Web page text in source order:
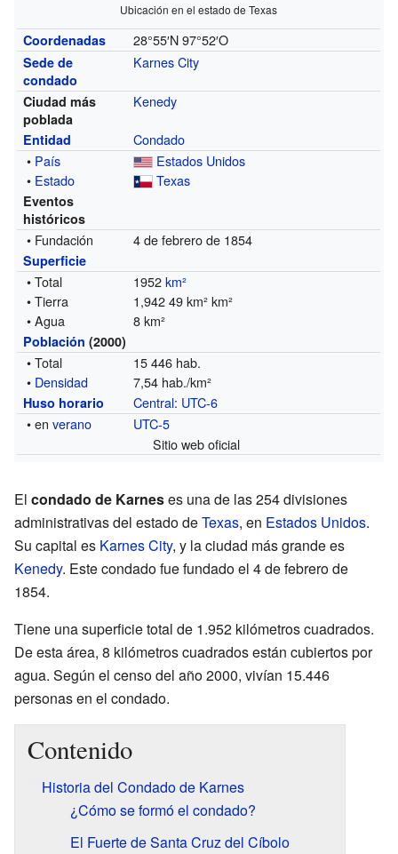
Ubicación en el estado de Texas
Coordenadas 28°55′N 97°52′O
Sede de
condado
Karnes City
Ciudad más
poblada
Kenedy
Entidad
Condado
• País
Estados Unidos
• Estado Texas
Eventos
históricos
• Fundación 4 de febrero de 1854
Superficie
• Total 1952km²
• Tierra
1,942 49 km² km²
• Agua
8 km²
Población (2000)
• Total
15 446 hab.
• Densidad 7,54 hab./km²
Huso horario Central: UTC-6
• enverano
UTC-5
Sitio web oficial
El condado de Karneses una de las 254 divisiones
administrativas del estado deTexas, en Estados Unidos.
Su capital es Karnes City, y la ciudad más grande es
Kenedy. Este condado fue fundado el 4 de febrero de
1854.
Tiene una superficie total de 1.952 kilómetros cuadrados.
De esta área, 8 kilómetros cuadrados están cubiertos por
agua. Según el censo del año 2000, vivían 15.446
personas en el condado.
Contenido
Historia del Condado de Karnes
¿Cómo se formó el condado?
El Fuerte de Santa Cruz del Cíbolo